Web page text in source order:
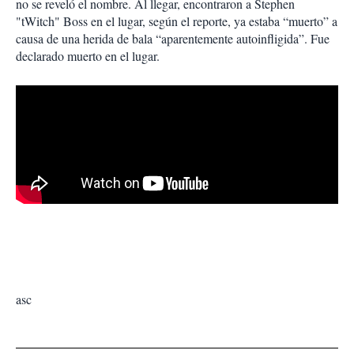
no se reveló el nombre. Al llegar, encontraron a Stephen
"tWitch" Boss en el lugar, según el reporte, ya estaba “muerto” a
causa de una herida de bala “aparentemente autoinfligida”. Fue
declarado muerto en el lugar.
asc